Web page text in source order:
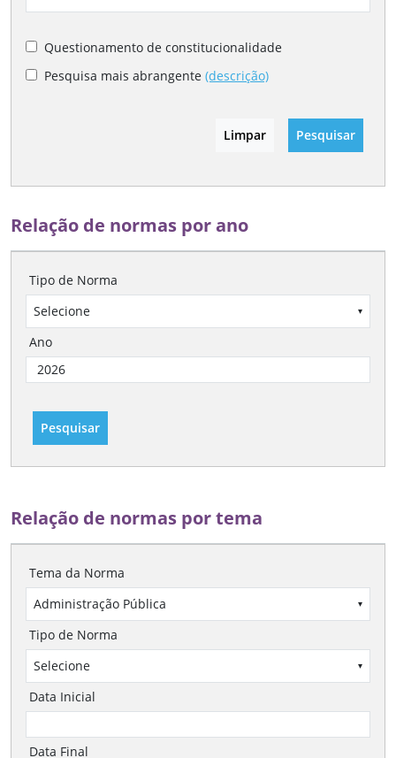
Questionamento de constitucionalidade
Pesquisa mais abrangente (descrição)
Pesquisar
Limpar
Relação de normas por ano
Tipo de Norma
Selecione
▾
Ano
Pesquisar
Relação de normas por tema
Tema da Norma
Administração Pública
▾
Tipo de Norma
Selecione
▾
Data Inicial
Data Final